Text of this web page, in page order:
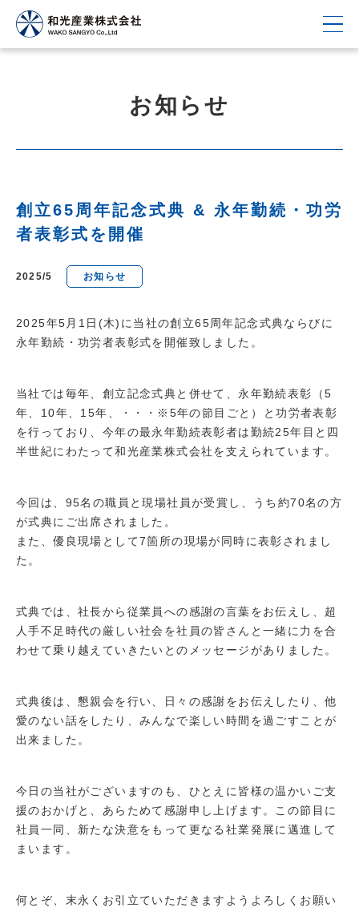
お知らせ
創立65周年記念式典 & 永年勤続・功労
者表彰式を開催
2025/5 お知らせ
2025年5月1日(木)に当社の創立65周年記念式典ならびに
永年勤続・功労者表彰式を開催致しました。
当社では毎年、創立記念式典と併せて、永年勤続表彰（5
年、10年、15年、・・・※5年の節目ごと）と功労者表彰
を行っており、今年の最永年勤続表彰者は勤続25年目と四
半世紀にわたって和光産業株式会社を支えられています。
今回は、95名の職員と現場社員が受賞し、うち約70名の方
が式典にご出席されました。
また、優良現場として7箇所の現場が同時に表彰されまし
た。
式典では、社長から従業員への感謝の言葉をお伝えし、超
人手不足時代の厳しい社会を社員の皆さんと一緒に力を合
わせて乗り越えていきたいとのメッセージがありました。
式典後は、懇親会を行い、日々の感謝をお伝えしたり、他
愛のない話をしたり、みんなで楽しい時間を過ごすことが
出来ました。
今日の当社がございますのも、ひとえに皆様の温かいご支
援のおかげと、あらためて感謝申し上げます。この節目に
社員一同、新たな決意をもって更なる社業発展に邁進して
まいます。
何とぞ、末永くお引立ていただきますようよろしくお願い